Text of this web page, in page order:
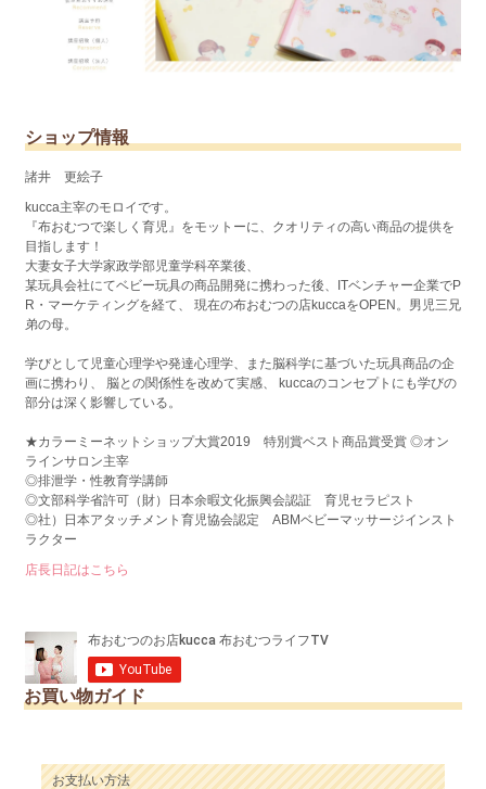
ショップ情報
諸井 更絵子
kucca主宰のモロイです。
『布おむつで楽しく育児』をモットーに、クオリティの高い商品の提供を
目指します！
大妻女子大学家政学部児童学科卒業後、
某玩具会社にてベビー玩具の商品開発に携わった後、ITベンチャー企業でP
R・マーケティングを経て、 現在の布おむつの店kuccaをOPEN。男児三兄
弟の母。
学びとして児童心理学や発達心理学、また脳科学に基づいた玩具商品の企
画に携わり、 脳との関係性を改めて実感、 kuccaのコンセプトにも学びの
部分は深く影響している。
★カラーミーネットショップ大賞2019 特別賞ベスト商品賞受賞 ◎オン
ラインサロン主宰
◎排泄学・性教育学講師
◎文部科学省許可（財）日本余暇文化振興会認証 育児セラピスト
◎社）日本アタッチメント育児協会認定 ABMベビーマッサージインスト
ラクター
店長日記はこちら
お買い物ガイド
お支払い方法